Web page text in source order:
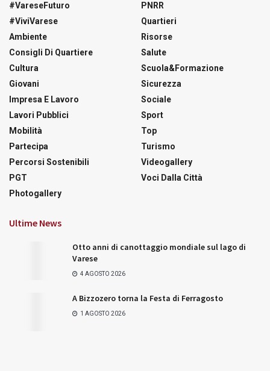
#VareseFuturo
#ViviVarese
Ambiente
Consigli Di Quartiere
Cultura
Giovani
Impresa E Lavoro
Lavori Pubblici
Mobilità
Partecipa
Percorsi Sostenibili
PGT
Photogallery
PNRR
Quartieri
Risorse
Salute
Scuola&Formazione
Sicurezza
Sociale
Sport
Top
Turismo
Videogallery
Voci Dalla Città
Ultime News
Otto anni di canottaggio mondiale sul lago di
Varese
4 AGOSTO 2026
A Bizzozero torna la Festa di Ferragosto
1 AGOSTO 2026